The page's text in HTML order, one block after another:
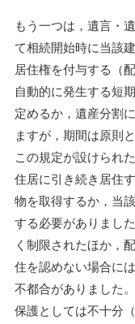
もう一つは，遺言・
て相続開始時に当該
居住権を付与する（
自動的に発生する短
定めるか，遺産分割
ますが，期間は原則
この規定が設けられ
住居に引き続き居住
物を取得するか，当
する必要がありまし
く制限されたほか，
住を認めない場合に
不都合がありました
保護としては不十分